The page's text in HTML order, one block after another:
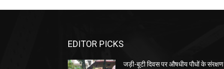
EDITOR PICKS
जड़ी-बूटी दिवस पर औषधीय पौधों के संरक्षण